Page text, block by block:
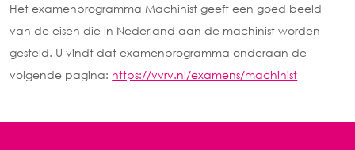
Het examenprogramma Machinist geeft een goed beeld
van de eisen die in Nederland aan de machinist worden
gesteld. U vindt dat examenprogramma onderaan de
volgende pagina: https://vvrv.nl/examens/machinist